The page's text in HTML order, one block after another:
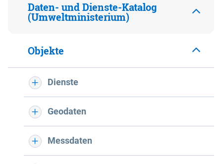
Daten- und Dienste-Katalog
(Umweltministerium)
Objekte
Dienste
Geodaten
Messdaten